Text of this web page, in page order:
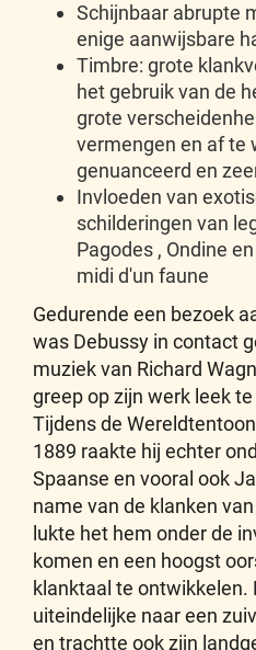
Schijnbaar abrupte
enige aanwijsbare
Timbre: grote
het gebruik van de
grote
vermengen en af te
genuanceerd en
Invloeden van
schilderingen van
Pagodes , Ondine
midi d'un faune
Gedurende een bezoek
was Debussy in contact
muziek van Richard
greep op zijn werk leek
Tijdens de
1889 raakte hij echter
Spaanse en vooral ook
name van de klanken
lukte het hem onder de
komen en een hoogst
klanktaal te ontwikkelen.
uiteindelijke naar een
en trachtte ook zijn